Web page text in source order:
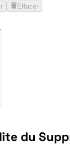
Effacer
du